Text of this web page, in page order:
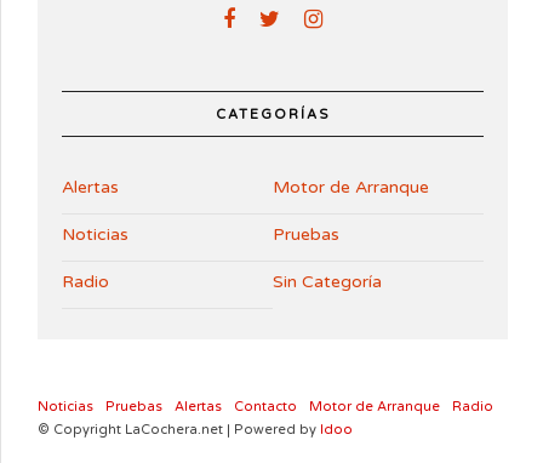
CATEGORÍAS
Alertas Motor de Arranque
Noticias Pruebas
Radio Sin Categoría
Noticias Pruebas Alertas Contacto Motor de Arranque
Radio
© Copyright LaCochera.net | Powered by Idoo